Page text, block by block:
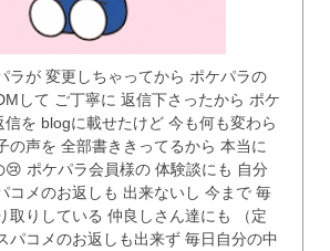
ラが 変更しちゃってから ポケパラの
して ご丁寧に 返信下さったから ポケ
を blogに載せたけど 今も何も変わら
声を 全部書ききってるから 本当に
😢 ポケパラ会員様の 体験談にも 自分
コメのお返しも 出来ないし 今まで 毎
取りしている 仲良しさん達にも （定
パコメのお返しも出来ず 毎日自分の中